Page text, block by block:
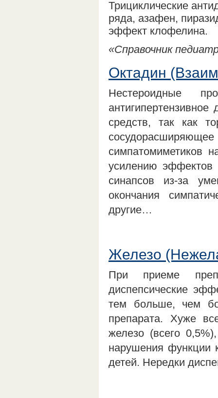
Трициклические
ряда, азафен,
эффект клофелина.
«Справочник
Октадин
Нестероидные
антигипертензивное
средств, так как
симпатомиметиков
усилению эффектов
синапсов из-за
окончания
другие…
Железо
При приеме
диспепсические
тем больше, чем
препарата. Хуже
железо (всего
нарушения функции
детей. Нередки